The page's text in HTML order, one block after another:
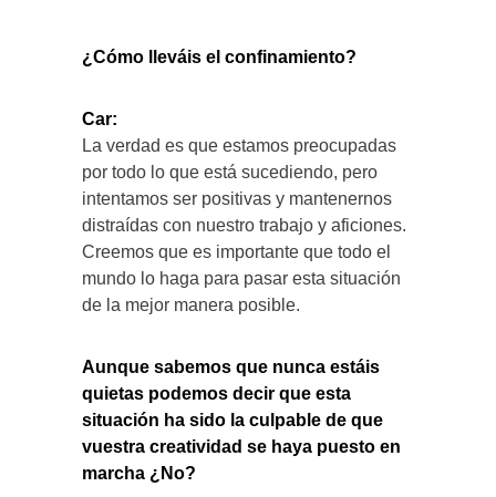
¿Cómo lleváis el confinamiento?
Car:
La verdad es que estamos preocupadas
por todo lo que está sucediendo, pero
intentamos ser positivas y mantenernos
distraídas con nuestro trabajo y aficiones.
Creemos que es importante que todo el
mundo lo haga para pasar esta situación
de la mejor manera posible.
Aunque sabemos que nunca estáis
quietas podemos decir que esta
situación ha sido la culpable de que
vuestra creatividad se haya puesto en
marcha ¿No?